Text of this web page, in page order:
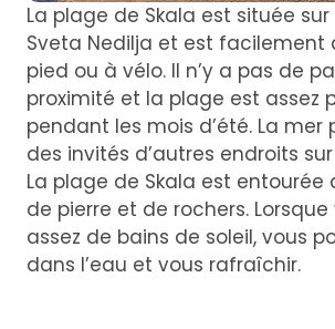
La plage de Skala est située
Sveta Nedilja et est facilement
pied ou à vélo. Il n’y a pas de
proximité et la plage est assez
pendant les mois d’été. La mer
des invités d’autres endroits sur
La plage de Skala est entourée
de pierre et de rochers.
assez de bains de soleil, vous
dans l’eau et vous rafraîchir.